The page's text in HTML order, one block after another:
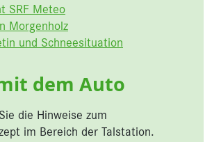
SRF Meteo
Morgenholz
und Schneesituation
dem Auto
die Hinweise zum
im Bereich der Talstation.